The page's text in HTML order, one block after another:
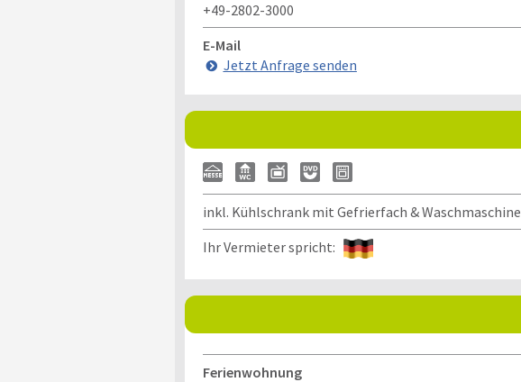
+49-2802-3000
E-Mail
Jetzt Anfrage senden
inkl. Kühlschrank mit Gefrierfach & Waschmaschine
Ihr Vermieter spricht:
Ferienwohnung